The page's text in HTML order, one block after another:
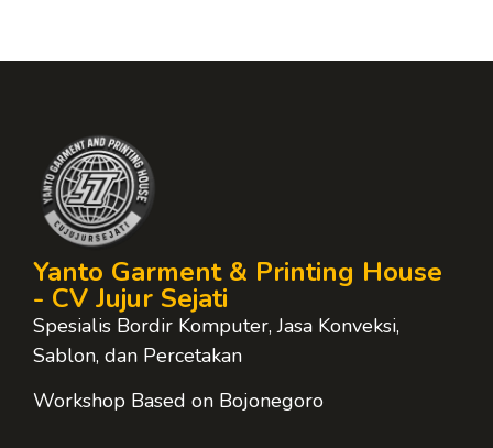
Yanto Garment & Printing House
- CV Jujur Sejati
Spesialis Bordir Komputer, Jasa Konveksi,
Sablon, dan Percetakan
Workshop Based on Bojonegoro